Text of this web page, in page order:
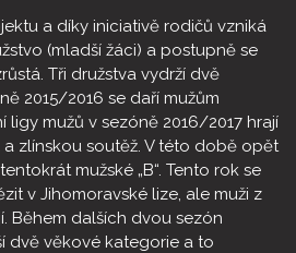
a díky iniciativě rodičů vzniká
(mladší žáci) a postupně se
Tři družstva vydrží dvě
2015/2016 se daří mužům
mužů v sezóně 2016/2017 hrají
a zlínskou soutěž. V této době opět
mužské „B“. Tento rok se
v Jihomoravské lize, ale muži z
Během dalších dvou sezón
dvě věkové kategorie a to